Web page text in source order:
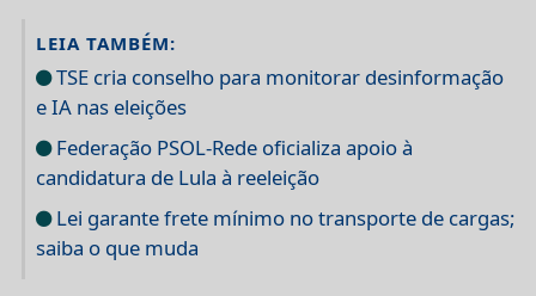
LEIA TAMBÉM:
TSE cria conselho para monitorar desinformação
e IA nas eleições
Federação PSOL-Rede oficializa apoio à
candidatura de Lula à reeleição
Lei garante frete mínimo no transporte de cargas;
saiba o que muda